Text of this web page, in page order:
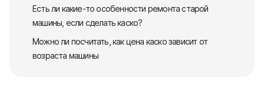
Есть ли какие-то особенности ремонта старой
машины, если сделать каско?
Можно ли посчитать, как цена каско зависит от
возраста машины